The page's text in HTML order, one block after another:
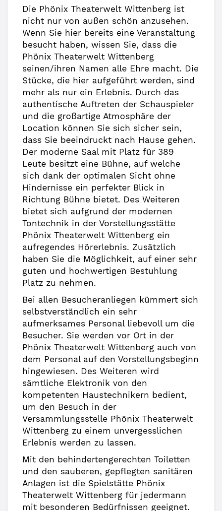
Die Phönix Theaterwelt Wittenberg ist
nicht nur von außen schön anzusehen.
Wenn Sie hier bereits eine Veranstaltung
besucht haben, wissen Sie, dass die
Phönix Theaterwelt Wittenberg
seinen/ihren Namen alle Ehre macht. Die
Stücke, die hier aufgeführt werden, sind
mehr als nur ein Erlebnis. Durch das
authentische Auftreten der Schauspieler
und die großartige Atmosphäre der
Location können Sie sich sicher sein,
dass Sie beeindruckt nach Hause gehen.
Der moderne Saal mit Platz für 389
Leute besitzt eine Bühne, auf welche
sich dank der optimalen Sicht ohne
Hindernisse ein perfekter Blick in
Richtung Bühne bietet. Des Weiteren
bietet sich aufgrund der modernen
Tontechnik in der Vorstellungsstätte
Phönix Theaterwelt Wittenberg ein
aufregendes Hörerlebnis. Zusätzlich
haben Sie die Möglichkeit, auf einer sehr
guten und hochwertigen Bestuhlung
Platz zu nehmen.
Bei allen Besucheranliegen kümmert sich
selbstverständlich ein sehr
aufmerksames Personal liebevoll um die
Besucher. Sie werden vor Ort in der
Phönix Theaterwelt Wittenberg auch von
dem Personal auf den Vorstellungsbeginn
hingewiesen. Des Weiteren wird
sämtliche Elektronik von den
kompetenten Haustechnikern bedient,
um den Besuch in der
Versammlungsstelle Phönix Theaterwelt
Wittenberg zu einem unvergesslichen
Erlebnis werden zu lassen.
Mit den behindertengerechten Toiletten
und den sauberen, gepflegten sanitären
Anlagen ist die Spielstätte Phönix
Theaterwelt Wittenberg für jedermann
mit besonderen Bedürfnissen geeignet.